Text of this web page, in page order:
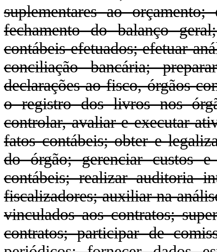
suplementares ao
fechamento do balanço
contábeis efetuados; efetuar
conciliação bancária;
declarações ao fisco, órgãos
o registro dos livros nos
controlar, avaliar e executar
fatos contábeis; obter e
do órgão; gerenciar custos e
contábeis; realizar auditoria
fiscalizadores; auxiliar na
vinculados aos contratos;
contratos; participar de